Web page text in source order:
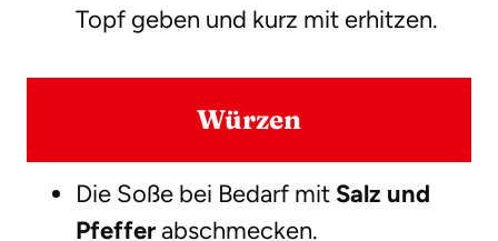
Topf geben und kurz mit erhitzen.
Würzen
Die Soße bei Bedarf mit Salz und
Pfeffer abschmecken.